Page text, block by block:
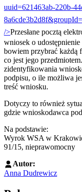
uuid=621463ab-220b-
/>Przesłane pocztą
wniosek o
bowiem przybrać każdą
co jest jego
zidentyfikowania
podpisu, o ile możliwa
treść wniosku.
Dotyczy to również
gdzie wnioskodawca
Na podstawie:
Wyrok WSA w
91/15, nieprawomocny
Autor:
Anna Dudrewicz